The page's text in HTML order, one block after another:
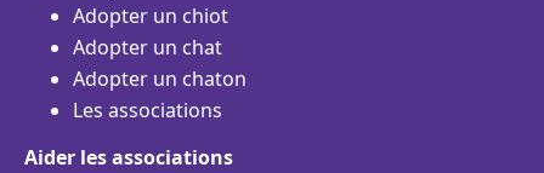
Adopter un chiot
Adopter un chat
Adopter un chaton
Les associations
Aider les associations